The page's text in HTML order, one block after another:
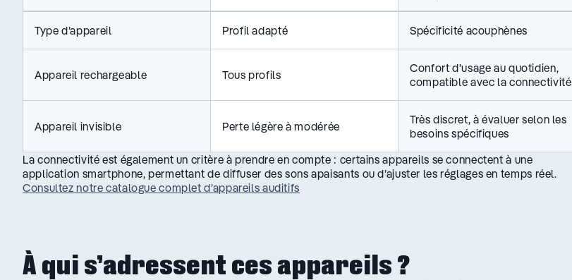
Type d’appareil Profil adapté Spécificité acouphènes
Appareil rechargeable Tous profils
Confort d’usage au quotidien,
compatible avec la connectivité
Appareil invisible Perte légère à modérée
Très discret, à évaluer selon les
besoins spécifiques
La connectivité est également un critère à prendre en compte : certains appareils se connectent à une
application smartphone, permettant de diffuser des sons apaisants ou d’ajuster les réglages en temps réel.
Consultez notre catalogue complet d’appareils auditifs
À qui s’adressent ces appareils ?